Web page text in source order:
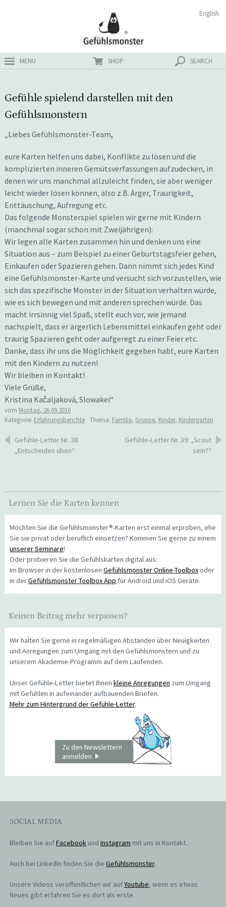
MENU SHOP SEARCH
English
Gefühle spielend darstellen mit den
Gefühlsmonstern
„Liebes Gefühlsmonster-Team,
eure Karten helfen uns dabei, Konflikte zu lösen und die
komplizierten inneren Gemütsverfassungen aufzudecken, in
denen wir uns manchmal allzuleicht finden, sie aber weniger
leicht wieder lösen können, also z.B. Ärger, Traurigkeit,
Enttäuschung, Aufregung etc.
Das folgende Monsterspiel spielen wir gerne mit Kindern
(manchmal sogar schon mit Zweijährigen):
Wir legen alle Karten zusammen hin und denken uns eine
Situation aus – zum Beispiel zu einer Geburtstagsfeier gehen,
Einkaufen oder Spazieren gehen. Dann nimmt sich jedes Kind
eine Gefühlsmonster-Karte und versucht sich vorzustellen, wie
sich das spezifische Monster in der Situation verhalten würde,
wie es sich bewegen und mit anderen sprechen würde. Das
macht irrsinnig viel Spaß, stellt euch vor, wie jemand
nachspielt, dass er ärgerlich Lebensmittel einkaufen geht oder
traurig Spazieren geht oder aufgeregt zu einer Feier etc.
Danke, dass ihr uns die Möglichkeit gegeben habt, eure Karten
mit den Kindern zu nutzen!
Wir bleiben in Kontakt!
Viele Grüße,
Kristina Kačaljaková, Slowakei“
vom Montag, 26.09.2016
Kategorie: Erfahrungsberichte Thema: Familie, Gruppe, Kinder, Kindergarten
Beitragsnavigation
Gefühle-Letter Nr. 38
„Entscheiden üben“
Gefühle-Letter Nr. 39: „Scout
sein?“
Lernen Sie die Karten kennen
Möchten Sie die Gefühlsmonster®-Karten erst einmal erproben, ehe
Sie sie privat oder beruflich einsetzen? Kommen Sie gerne zu einem
unserer Seminare!
Oder probieren Sie die Gefühlskarten digital aus:
Im Browser in der kostenlosen Gefühlsmonster Online-Toolboxoder
in derGefühlsmonster Toolbox App für Android und iOS Geräte.
Keinen Beitrag mehr verpassen?
Wir halten Sie gerne in regelmäßigen Abständen über Neuigkeiten
und Anregungen zum Umgang mit den Gefühlsmonstern und zu
unserem Akademie-Programm auf dem Laufenden.
Unser Gefühle-Letter bietet Ihnen kleine Anregungen zum Umgang
mit Gefühlen in aufeinander aufbauenden Briefen.
Mehr zum Hintergrund der Gefühle-Letter.
Zu den Newslettern
anmelden
SOCIAL MEDIA
Bleiben Sie aufFacebookund Instagram mit uns in Kontakt.
Auch bei LinkedIn finden Sie die Gefühlsmonster.
Unsere Videos veröffentlichen wir aufYoutube, wenn es etwas
Neues gibt erfahren Sie es dort als erste.